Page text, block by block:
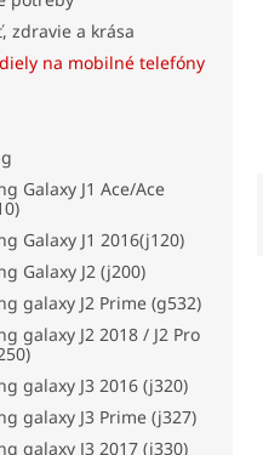
zdravie a krása
na mobilné telefóny
Galaxy J1 Ace/Ace
Galaxy J1 2016(j120)
Galaxy J2 (j200)
galaxy J2 Prime (g532)
galaxy J2 2018 / J2 Pro
galaxy J3 2016 (j320)
galaxy J3 Prime (j327)
galaxy J3 2017 (j330)